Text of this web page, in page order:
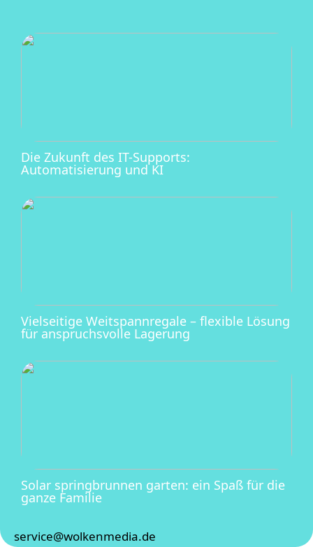
Die Zukunft des IT-Supports:
Automatisierung und KI
Vielseitige Weitspannregale – flexible Lösung
für anspruchsvolle Lagerung
Solar springbrunnen garten: ein Spaß für die
ganze Familie
service@wolkenmedia.de